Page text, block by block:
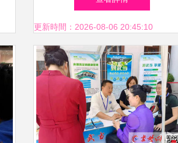
更新時間：2026-08-06 20:45:10